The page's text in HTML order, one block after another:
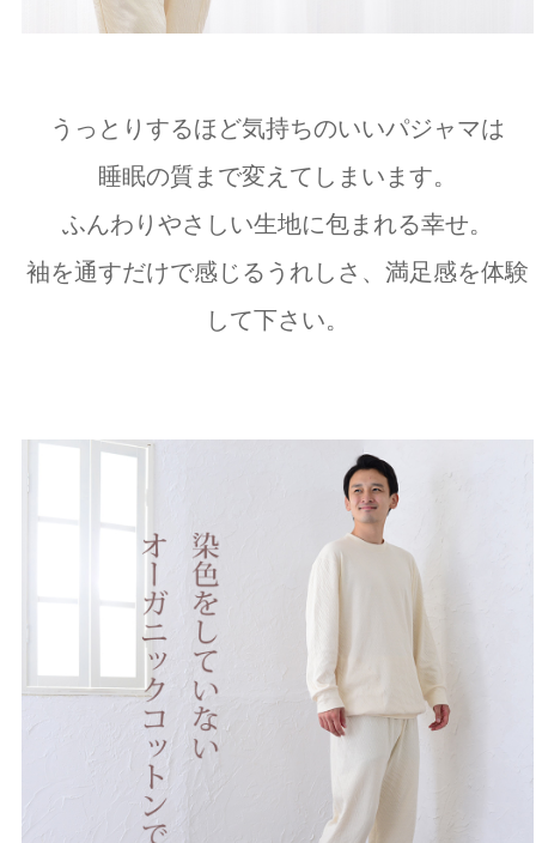
うっとりするほど気持ちのいいパジャマは
睡眠の質まで変えてしまいます。
ふんわりやさしい生地に包まれる幸せ。
袖を通すだけで感じるうれしさ、満足感を体験
して下さい。